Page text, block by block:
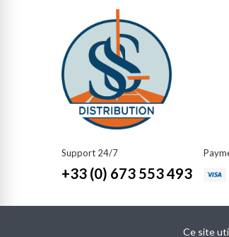
Support 24/7
+33 (0) 673 553 493
Ce site